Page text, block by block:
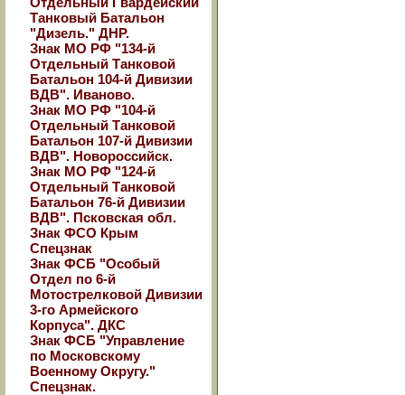
Танковый Батальон
"Дизель." ДНР.
Знак МО РФ "134-й
Отдельный Танковой
Батальон 104-й Дивизии
ВДВ". Иваново.
Знак МО РФ "104-й
Отдельный Танковой
Батальон 107-й Дивизии
ВДВ". Новороссийск.
Знак МО РФ "124-й
Отдельный Танковой
Батальон 76-й Дивизии
ВДВ". Псковская обл.
Знак ФСО Крым
Спецзнак
Знак ФСБ "Особый
Отдел по 6-й
Мотострелковой Дивизии
3-го Армейского
Корпуса". ДКС
Знак ФСБ "Управление
по Московскому
Военному Округу."
Спецзнак.